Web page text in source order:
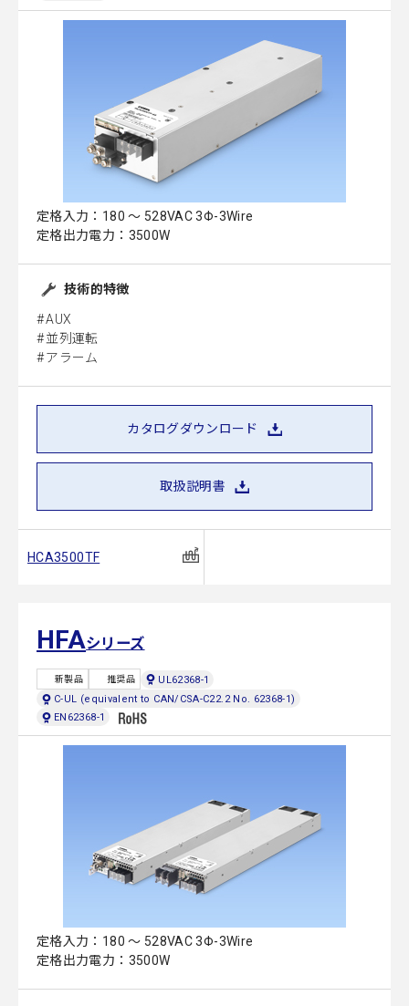
定格入力：180 ～ 528VAC 3Φ-3Wire
定格出力電力：3500W
技術的特徴
AUX
並列運転
アラーム
カタログダウンロード
取扱説明書
HCA3500TF
HFAシリーズ
新製品 推奨品
UL62368-1
C-UL (equivalent to CAN/CSA-C22.2 No. 62368-1)
EN62368-1
定格入力：180 ～ 528VAC 3Φ-3Wire
定格出力電力：3500W